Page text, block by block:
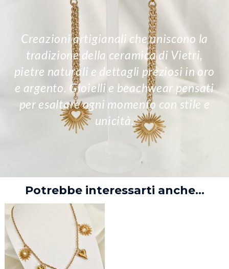
Creazioni artigianali che uniscono la
tradizione della ceramica di Vietri,
pietre naturali e dettagli preziosi in oro
e argento. Gioielli e beachwear pensati
per esaltare ogni momento con stile e
unicità.
Potrebbe interessarti anche...